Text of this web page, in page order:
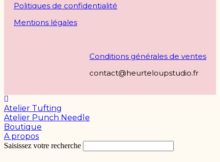
Politiques de confidentialité
Mentions légales
Conditions générales de ventes
contact@heurteloupstudio.fr
Atelier Tufting
Atelier Punch Needle
Boutique
A propos
Saisissez votre recherche